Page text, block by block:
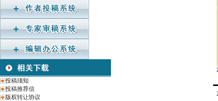
投稿须知
投稿推荐信
版权转让协议